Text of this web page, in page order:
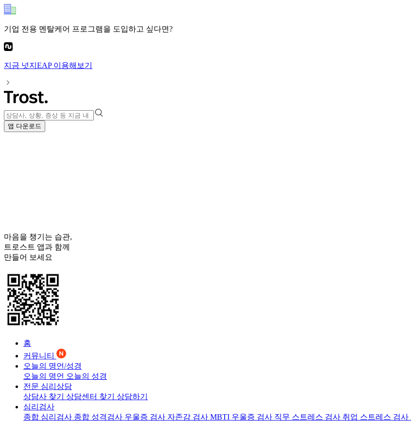
기업 전용 멘탈케어 프로그램을 도입하고 싶다면?
지금 넛지EAP이용해보기
앱 다운로드
마음을 챙기는 습관,
트로스트 앱과 함께
만들어 보세요
홈
커뮤니티
오늘의 명언/성경
오늘의 명언 오늘의 성경
전문 심리상담
상담사 찾기 상담센터 찾기 상담하기
심리검사
종합 심리검사 종합 성격검사 우울증 검사 자존감 검사 MBTI 우울증 검사 직무 스트레스 검사 취업 스트레스 검사